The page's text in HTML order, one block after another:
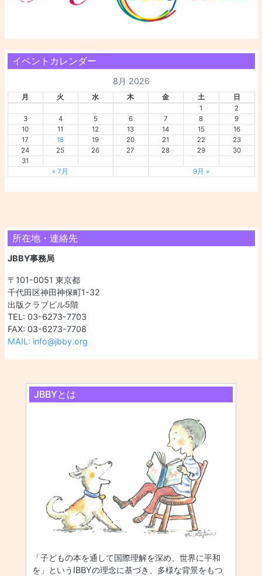
イベントカレンダー
8月 2026
月 火 水 木 金 土
日
1
2
3
4 5 6 7 8
9
10
11 12 13 14 15
16
17
18 19 20 21 22
23
24
25 26 27 28 29
30
31
« 7月
9月 »
所在地・連絡先
JBBY事務局
〒101-0051 東京都
千代田区神田神保町1-32
出版クラブビル5階
TEL: 03-6273-7703
FAX: 03-6273-7708
MAIL: info@jbby.org
JBBYとは
「子どもの本を通して国際理解を深め、世界に平和
を」というIBBYの理念に基づき、多様な背景をもつ